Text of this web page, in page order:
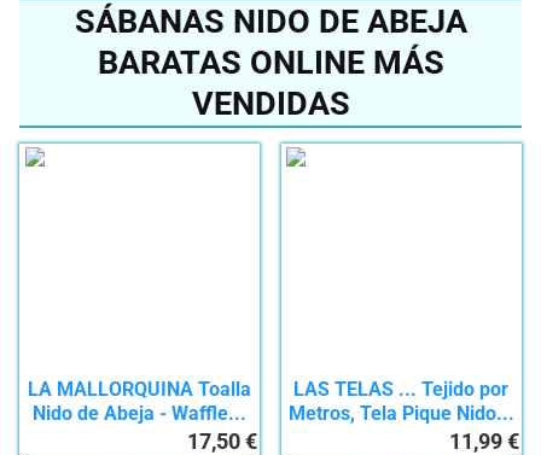
SÁBANAS NIDO DE ABEJA
BARATAS ONLINE MÁS
VENDIDAS
LA MALLORQUINA Toalla
Nido de Abeja - Waffle...
17,50 €
LAS TELAS ... Tejido por
Metros, Tela Pique Nido...
11,99 €